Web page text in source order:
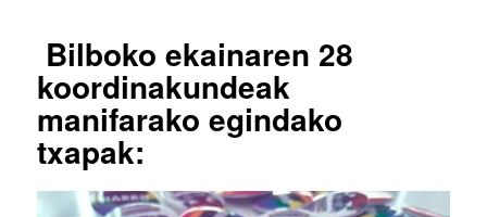
Bilboko ekainaren 28
koordinakundeak
manifarako egindako
txapak: